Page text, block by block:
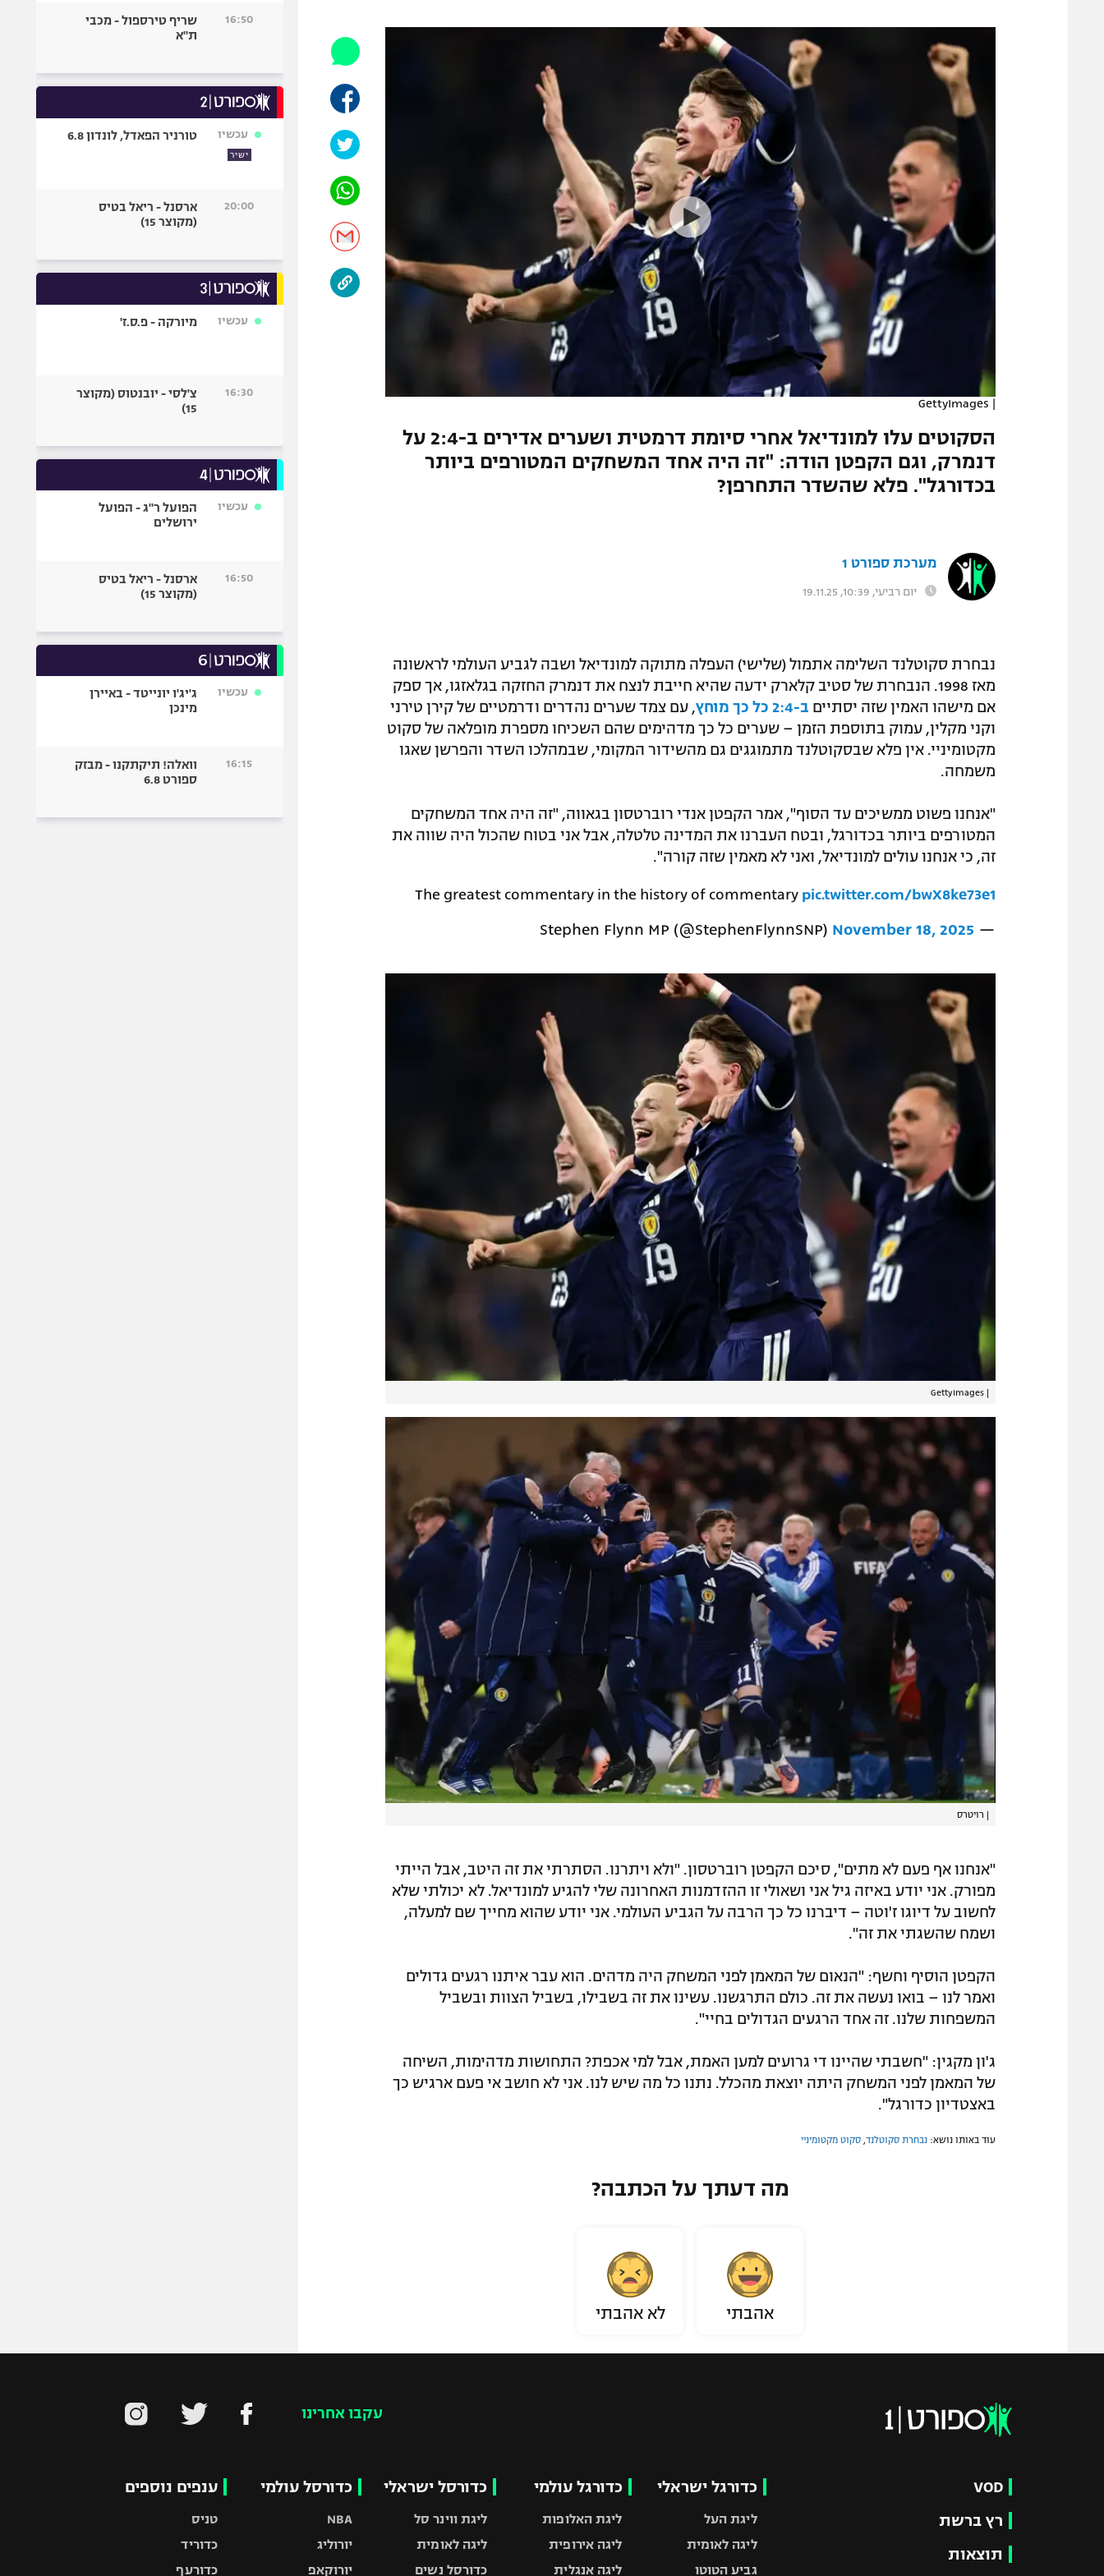
תקנון עבור פעילות אלקטרה
תקנון עבור פעילות ספורט 1 – "מרלן"
תנאי שימוש
מדיניות פרטיות
תקנון פעילות ספורט 1
רשיון להקרנה פומבית לבית עסק
הצטרפות לחבילת הערוצים
המגזין
הפועל תל אביב
הפועל חיפה
הפועל באר שבע
מכבי נתניה
בני יהודה
ליגה סינית
ליגות נוספות
אופניים
כדורמים
פוטבול אמריקאי NFL
גיימינג E-Sports
|
GettyImages
הסקוטים עלו למונדיאל אחרי סיומת דרמטית ושערים אדירים ב-2:4 על
דנמרק, וגם הקפטן הודה: "זה היה אחד המשחקים המטורפים ביותר
בכדורגל". פלא שהשדר התחרפן?
מערכת ספורט 1
יום רביעי, 10:39, 19.11.25
נבחרת סקוטלנד השלימה אתמול (שלישי) העפלה מתוקה למונדיאל ושבה לגביע העולמי לראשונה
מאז 1998. הנבחרת של סטיב קלארק ידעה שהיא חייבת לנצח את דנמרק החזקה בגלאזגו, אך ספק
אם מישהו האמין שזה יסתיים ב-2:4 כל כך מוחץ
, עם צמד שערים נהדרים ודרמטיים של קירן טירני
וקני מקלין, עמוק בתוספת הזמן – שערים כל כך מדהימים שהם השכיחו מספרת מופלאה של סקוט
מקטומיניי. אין פלא שבסקוטלנד מתמוגגים גם מהשידור המקומי, שבמהלכו השדר והפרשן שאגו
משמחה.
"‫אנחנו פשוט ממשיכים עד הסוף", אמר הקפטן אנדי רוברטסון בגאווה, "זה היה אחד המשחקים
המטורפים ביותר בכדורגל, ובטח העברנו את המדינה טלטלה, אבל אני בטוח שהכול היה שווה את
זה, כי אנחנו עולים למונדיאל, ואני לא מאמין שזה קורה".
The greatest commentary in the history of commentary pic.twitter.com/bwX8ke73e1
— Stephen Flynn MP (@StephenFlynnSNP)
November 18, 2025
|
GettyImages
| רויטרס
"אנחנו אף פעם לא מתים", סיכם הקפטן רוברטסון. "ולא ויתרנו. הסתרתי את זה היטב, אבל הייתי
מפורק. אני יודע באיזה גיל אני ושאולי זו ההזדמנות האחרונה שלי להגיע למונדיאל. לא יכולתי שלא
לחשוב על דיוגו ז'וטה – דיברנו כל כך הרבה על הגביע העולמי. אני יודע שהוא מחייך שם למעלה,
ושמח שהשגתי את זה".
הקפטן הוסיף וחשף: "הנאום של המאמן לפני המשחק היה מדהים. הוא עבר איתנו רגעים גדולים
ואמר לנו – בואו נעשה את זה. כולם התרגשנו. עשינו את זה בשבילו, בשביל הצוות ובשביל
המשפחות שלנו. זה אחד הרגעים הגדולים בחיי".
ג'ון מקגין: "חשבתי שהיינו די גרועים למען האמת, אבל למי אכפת? התחושות מדהימות, השיחה
של המאמן לפני המשחק היתה יוצאת מהכלל. נתנו כל מה שיש לנו. אני לא חושב אי פעם ארגיש כך
באצטדיון כדורגל".
עוד באותו נושא: נבחרת סקוטלנד סקוט מקטומיניי
מה דעתך על הכתבה?
אהבתי לא אהבתי
16:50
שריף טירספול - מכבי
ת"א
עכשיו
ישיר
טורניר הפאדל, לונדון 6.8
20:00
ארסנל - ריאל בטיס
(מקוצר 15)
עכשיו מיורקה - פ.ס.ז'
16:30
צ'לסי - יובנטוס (מקוצר
15)
עכשיו
הפועל ר"ג - הפועל
ירושלים
16:50
ארסנל - ריאל בטיס
(מקוצר 15)
עכשיו
ג'יג'ו יונייטד - באיירן
מינכן
16:15
וואלה! תיקתקנו - מבזק
ספורט 6.8
עקבו אחרינו
VOD
רץ ברשת
תוצאות
כדורגל ישראלי
ליגת העל
ליגה לאומית
גביע הטוטו
כדורגל עולמי
ליגת האלופות
ליגה אירופית
ליגה אנגלית
כדורסל ישראלי
ליגת ווינר סל
ליגה לאומית
כדורסל נשים
כדורסל עולמי
NBA
יורוליג
יורוקאפ
ענפים נוספים
טניס
כדוריד
כדורעף